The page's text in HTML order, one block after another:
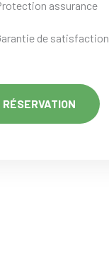
assurance
de satisfaction
RÉSERVATION